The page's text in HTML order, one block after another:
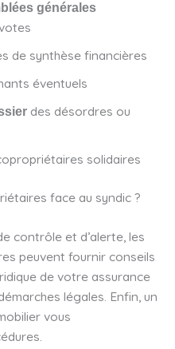
générales
de synthèse financières
éventuels
des désordres ou
solidaires
face au syndic ?
contrôle et d’alerte, les
peuvent fournir conseils
de votre assurance
légales. Enfin, un
vous